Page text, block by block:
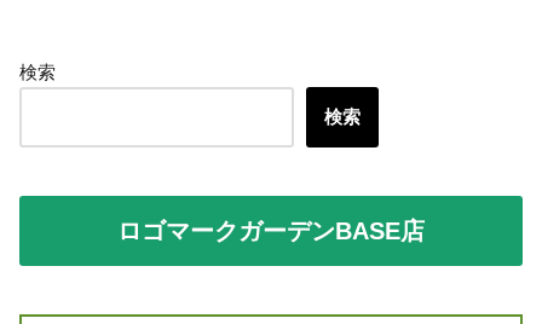
検索
検索
ロゴマークガーデンBASE店